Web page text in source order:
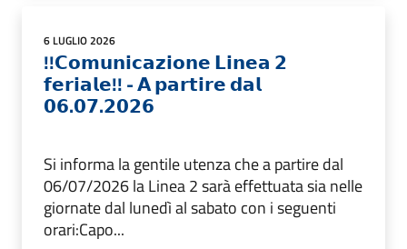
6 LUGLIO 2026
!!𝗖𝗼𝗺𝘂𝗻𝗶𝗰𝗮𝘇𝗶𝗼𝗻𝗲 𝗟𝗶𝗻𝗲𝗮 𝟮
𝗳𝗲𝗿𝗶𝗮𝗹𝗲!! - 𝗔 𝗽𝗮𝗿𝘁𝗶𝗿𝗲 𝗱𝗮𝗹
𝟬𝟲.𝟬𝟳.𝟮𝟬𝟮𝟲
Si informa la gentile utenza che a partire dal
06/07/2026 la Linea 2 sarà effettuata sia nelle
giornate dal lunedì al sabato con i seguenti
orari:Capo...